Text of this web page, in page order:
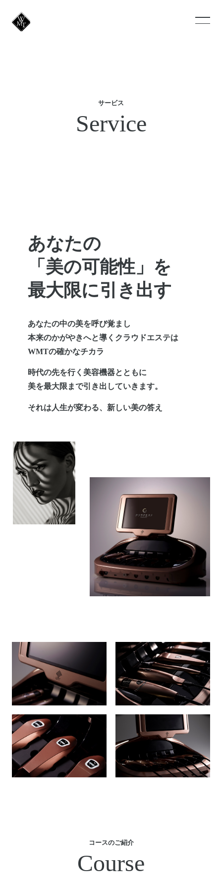
サービス
Service
あなたの
「 美の可能性」 を
最大限に引 き 出す
あなたの中の美を呼び覚まし
本来のかがやきへと導くクラウドエステは
WMTの確かなチカラ
時代の先を行く美容機器とともに
美を最大限まで引き出していきます。
それは人生が変わる、新しい美の答え
コースのご紹介
Course